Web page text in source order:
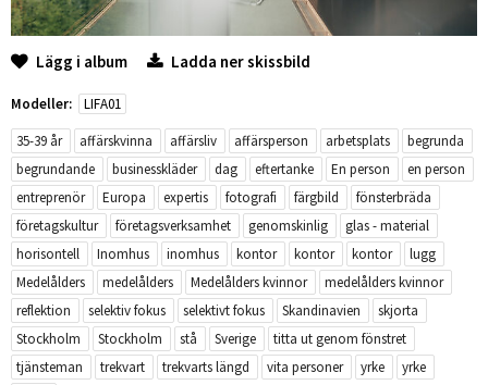
Lägg i album Ladda ner skissbild
Modeller:
LIFA01
35-39 år
affärskvinna affärsliv affärsperson arbetsplats
begrunda
begrundande
businesskläder dag eftertanke En person
en person
entreprenör
Europa expertis fotografi färgbild
fönsterbräda
företagskultur
företagsverksamhet genomskinlig
glas - material
horisontell
Inomhus inomhus kontor kontor kontor
lugg
Medelålders
medelålders Medelålders kvinnor
medelålders kvinnor
reflektion
selektiv fokus selektivt fokus Skandinavien
skjorta
Stockholm
Stockholm stå Sverige
titta ut genom fönstret
tjänsteman
trekvart trekvarts längd vita personer yrke
yrke